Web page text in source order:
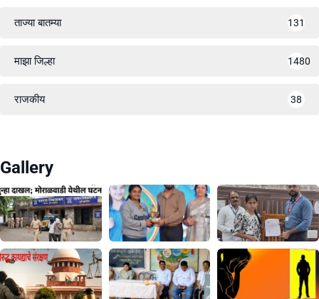
ताज्या बातम्या 131
माझा जिल्हा 1480
राजकीय 38
Gallery